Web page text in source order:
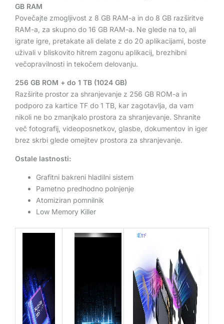
GB RAM
Povečajte zmogljivost z 8 GB RAM-a in do 8 GB razširitve
RAM-a, za skupno do 16 GB RAM-a. Ne glede na to, ali
igrate igre, pretakate ali delate z do 20 aplikacijami, boste
uživali v bliskovito hitrem zagonu aplikacij, brezhibni
večopravilnosti in tekočem delovanju.
256 GB ROM + do 1 TB (1024 GB)
Razširite prostor za shranjevanje z 256 GB ROM-a in
podporo za kartice TF do 1 TB, kar zagotavlja, da vam
nikoli ne bo zmanjkalo prostora za shranjevanje. Shranite
več fotografij, videoposnetkov, glasbe, dokumentov in iger
brez skrbi glede omejitev prostora za shranjevanje.
Ostale lastnosti:
Grafitni bakreni hladilni sistem
Pametno predhodno polnjenje
Atomiziran pomnilnik
Low Memory Killer